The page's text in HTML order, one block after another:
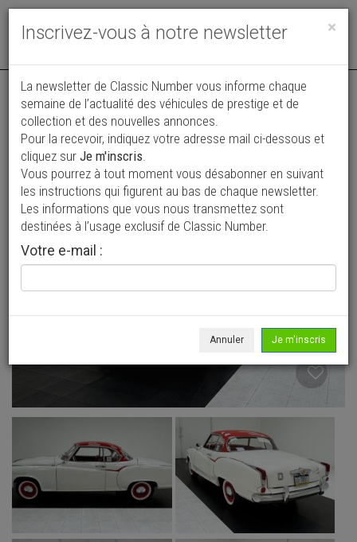
Toggle
Annonce actualisée le 02/08/2026 ( il y a 6 jours )
Borgward Isabella Sport Coupe
30 000 €
1960 Coupé 87 901 mi
×
Inscrivez-vous à notre newsletter
La newsletter de Classic Number vous informe chaque
semaine de l’actualité des véhicules de prestige et de
collection et des nouvelles annonces.
Pour la recevoir, indiquez votre adresse mail ci-dessous et
cliquez sur Je m'inscris.
Vous pourrez à tout moment vous désabonner en suivant
les instructions qui figurent au bas de chaque newsletter.
Les informations que vous nous transmettez sont
destinées à l’usage exclusif de Classic Number.
Votre e-mail :
Annuler Je m'inscris